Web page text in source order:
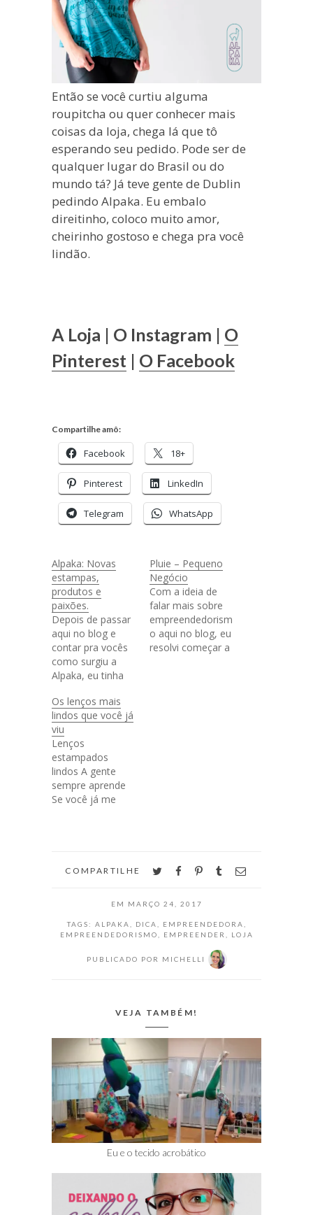
Então se você curtiu alguma
roupitcha ou quer conhecer mais
coisas da loja, chega lá que tô
esperando seu pedido. Pode ser de
qualquer lugar do Brasil ou do
mundo tá? Já teve gente de Dublin
pedindo Alpaka. Eu embalo
direitinho, coloco muito amor,
cheirinho gostoso e chega pra você
lindão.
A Loja | O Instagram | O
Pinterest | O Facebook
Compartilhe amô:
Facebook 18+
Pinterest LinkedIn
Telegram WhatsApp
Alpaka: Novas
estampas,
produtos e
paixões.
Depois de passar
aqui no blog e
contar pra vocês
como surgiu a
Alpaka, eu tinha
novidades.
Primeiro que
lançamos mais
três estampas
exclusivas e
lindas: a "Back to
the Stamp"
desenvolvida por
Olhos" feita…
Pluie – Pequeno
Negócio
Com a ideia de
falar mais sobre
empreendedorism
o aqui no blog, eu
resolvi começar a
Os lenços mais
lindos que você já
viu
Lenços
estampados
lindos A gente
sempre aprende
Se você já me
atrás eu comecei
vendemos foram
lenços. Nesta
COMPARTILHE twitterfacebookpinterest
tumblr
EM MARÇO 24, 2017
TAGS: ALPAKA, DICA, EMPREENDEDORA,
EMPREENDEDORISMO, EMPREENDER, LOJA
PUBLICADO POR MICHELLI
VEJA TAMBÉM!
Eu e o tecido acrobático